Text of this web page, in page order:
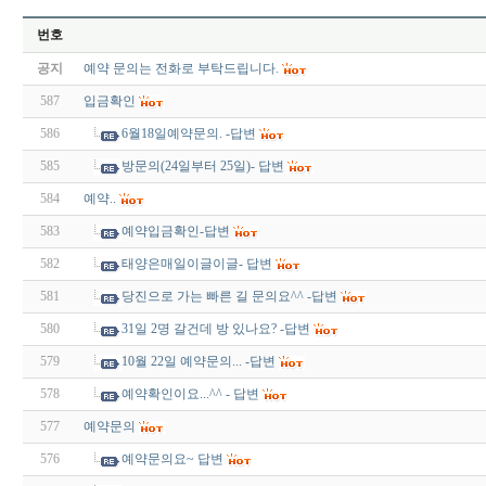
번호
공지 예약 문의는 전화로 부탁드립니다.
587 입금확인
586 6월18일예약문의. -답변
585 방문의(24일부터 25일)- 답변
584 예약..
583 예약입금확인-답변
582 태양은매일이글이글- 답변
581 당진으로 가는 빠른 길 문의요^^ -답변
580 31일 2명 갈건데 방 있나요? -답변
579 10월 22일 예약문의... -답변
578 예약확인이요...^^ - 답변
577 예약문의
576 예약문의요~ 답변